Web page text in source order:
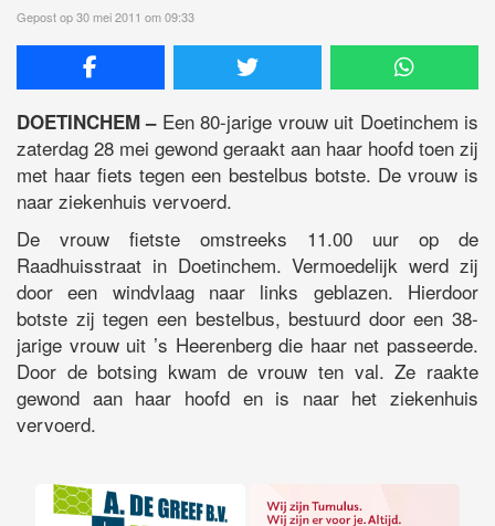
Gepost op 30 mei 2011 om 09:33
DOETINCHEM –Een 80-jarige vrouw uit Doetinchem is
zaterdag 28 mei gewond geraakt aan haar hoofd toen zij
met haar fiets tegen een bestelbus botste. De vrouw is
naar ziekenhuis vervoerd.
De vrouw fietste omstreeks 11.00 uur op de
Raadhuisstraat in Doetinchem. Vermoedelijk werd zij
door een windvlaag naar links geblazen. Hierdoor
botste zij tegen een bestelbus, bestuurd door een 38-
jarige vrouw uit ’s Heerenberg die haar net passeerde.
Door de botsing kwam de vrouw ten val. Ze raakte
gewond aan haar hoofd en is naar het ziekenhuis
vervoerd.